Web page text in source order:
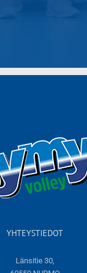
YHTEYSTIEDOT
Länsitie 30,